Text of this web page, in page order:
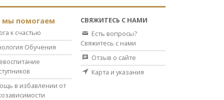
мы помогаем
к счастью
Обучения
в избавлении от
СВЯЖИТЕСЬ С НАМИ
Есть вопросы?
Свяжитесь с нами
Отзыв о сайте
Карта и указания